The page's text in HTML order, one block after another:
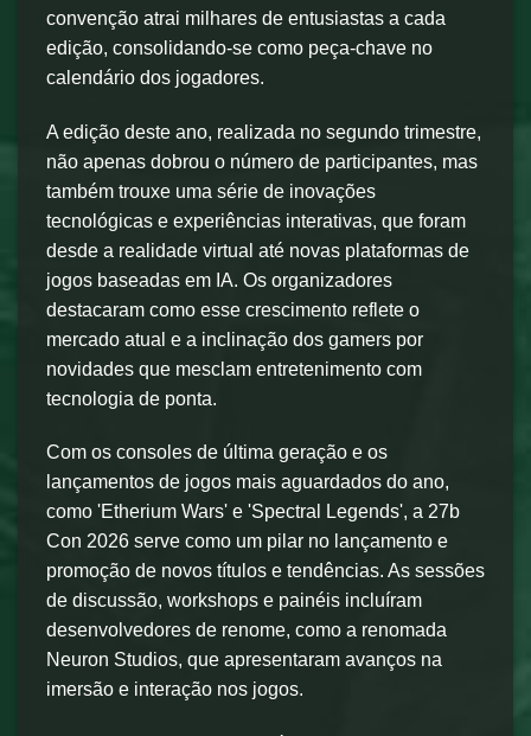
convenção atrai milhares de entusiastas a cada
edição, consolidando-se como peça-chave no
calendário dos jogadores.
A edição deste ano, realizada no segundo trimestre,
não apenas dobrou o número de participantes, mas
também trouxe uma série de inovações
tecnológicas e experiências interativas, que foram
desde a realidade virtual até novas plataformas de
jogos baseadas em IA. Os organizadores
destacaram como esse crescimento reflete o
mercado atual e a inclinação dos gamers por
novidades que mesclam entretenimento com
tecnologia de ponta.
Com os consoles de última geração e os
lançamentos de jogos mais aguardados do ano,
como 'Etherium Wars' e 'Spectral Legends', a 27b
Con 2026 serve como um pilar no lançamento e
promoção de novos títulos e tendências. As sessões
de discussão, workshops e painéis incluíram
desenvolvedores de renome, como a renomada
Neuron Studios, que apresentaram avanços na
imersão e interação nos jogos.